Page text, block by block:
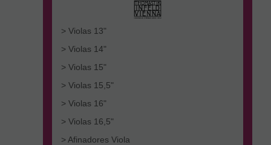
> Violas 13"
> Violas 14"
> Violas 15"
> Violas 15,5"
> Violas 16"
> Violas 16,5"
> Afinadores Viola